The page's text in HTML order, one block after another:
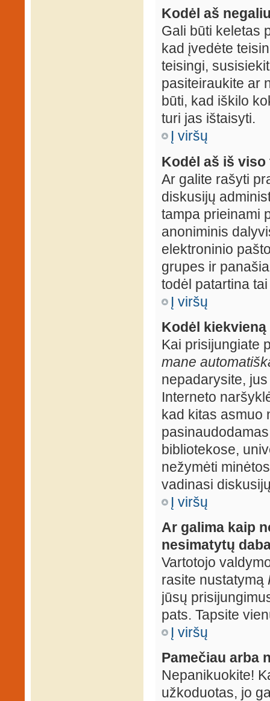
Kodėl aš
Gali būti keletas
kad įvedėte
teisingi,
pasiteiraukite ar
būti, kad iškilo
turi jas ištaisyti.
Į viršų
Kodėl aš iš
Ar galite rašyti
diskusijų
tampa prieinami
anoniminis
elektroninio
grupes ir
todėl patartina
Į viršų
Kodėl
Kai prisijungiate
mane
nepadarysite,
Interneto
kad kitas asmuo
bibliotekose,
nežymėti
vadinasi
Į viršų
Ar galima kaip
nesimatytų
Vartotojo
rasite nustatymą
jūsų
pats. Tapsite
Į viršų
Pamečiau arba
Nepanikuokite!
užkoduotas, jo